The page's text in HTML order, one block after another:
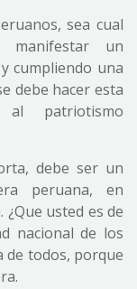
sea cual
manifestar un
cumpliendo una
debe hacer esta
patriotismo
debe ser un
peruana, en
usted es de
nacional de los
de todos, porque